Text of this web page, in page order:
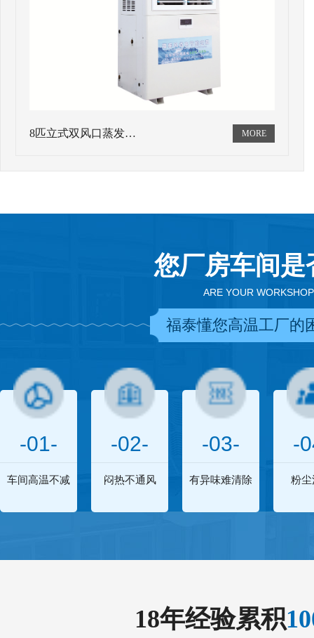
8匹立式双风口蒸发…
您厂房车间
ARE YOUR
福泰懂您高温工厂的
-01-
车间高温不减
-02-
闷热不通风
-03-
有异味难清除
-
粉尘
18年经验累积